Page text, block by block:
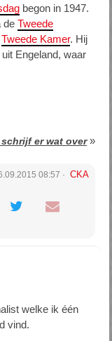
begon in 1947.
de Tweede
Tweede Kamer. Hij
Engeland, waar
er wat over»
08:57 CKA
welke ik één
vind.